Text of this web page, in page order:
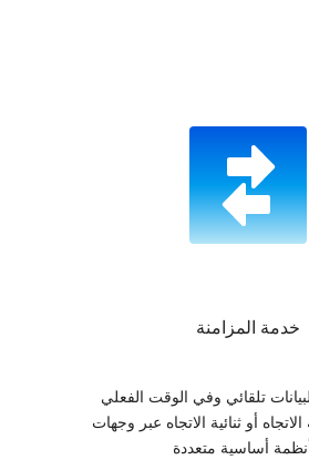
خدمة المزامنة
تلقائي وفي الوقت الفعلي
أو ثنائية الاتجاه عبر وجهات